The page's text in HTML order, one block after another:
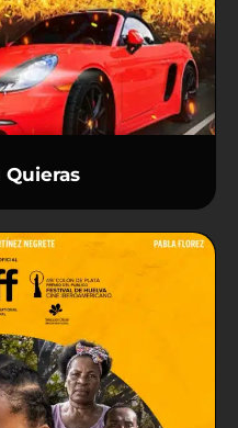
Quieras